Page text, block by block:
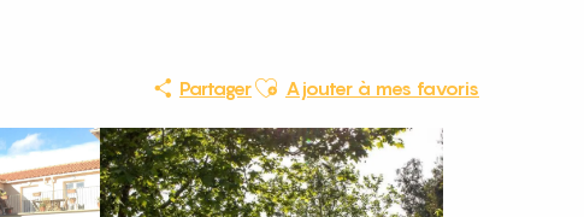
PartagerAjouter aux favoris
Ajouter à mes favoris